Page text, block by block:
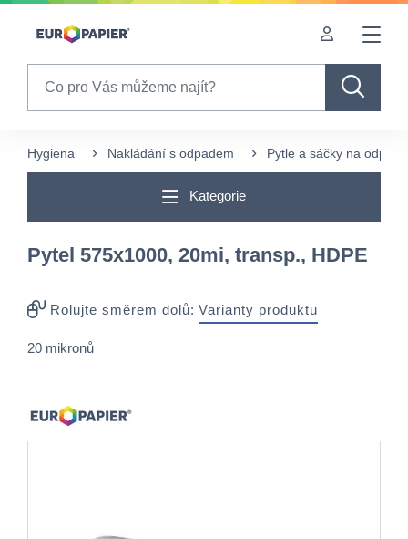
Table Of Content
Hygiena Nakládání s odpadem Pytle a sáčky na odpad
Kategorie
Pytel 575x1000, 20mi, transp., HDPE
Rolujte směrem dolů: Varianty produktu
20 mikronů